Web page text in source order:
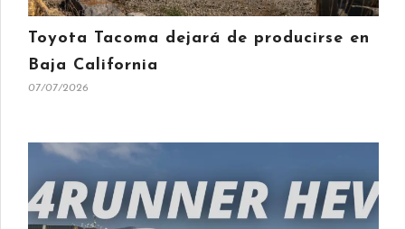
Toyota Tacoma dejará de producirse en
Baja California
07/07/2026